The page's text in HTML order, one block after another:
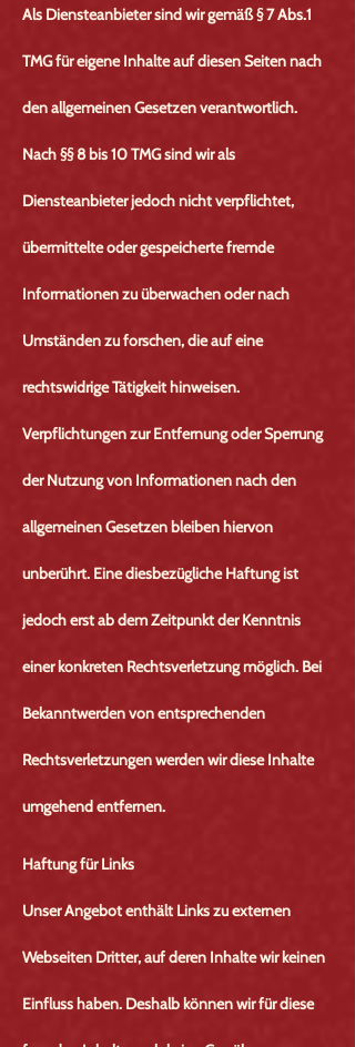
Als Diensteanbieter sind wir gemäß § 7 Abs.1
TMG für eigene Inhalte auf diesen Seiten nach
den allgemeinen Gesetzen verantwortlich.
Nach §§ 8 bis 10 TMG sind wir als
Diensteanbieter jedoch nicht verpflichtet,
übermittelte oder gespeicherte fremde
Informationen zu überwachen oder nach
Umständen zu forschen, die auf eine
rechtswidrige Tätigkeit hinweisen.
Verpflichtungen zur Entfernung oder Sperrung
der Nutzung von Informationen nach den
allgemeinen Gesetzen bleiben hiervon
unberührt. Eine diesbezügliche Haftung ist
jedoch erst ab dem Zeitpunkt der Kenntnis
einer konkreten Rechtsverletzung möglich. Bei
Bekanntwerden von entsprechenden
Rechtsverletzungen werden wir diese Inhalte
umgehend entfernen.
Haftung für Links
Unser Angebot enthält Links zu externen
Webseiten Dritter, auf deren Inhalte wir keinen
Einfluss haben. Deshalb können wir für diese